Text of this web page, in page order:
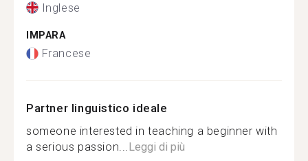
Inglese
IMPARA
Francese
Partner linguistico ideale
someone interested in teaching a beginner with
a serious passion...Leggi di più